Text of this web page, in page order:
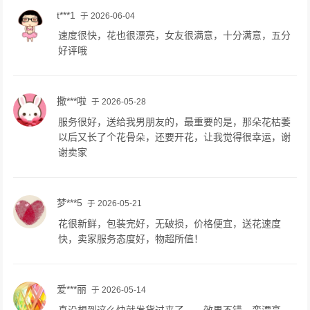
t***1 于 2026-06-04
速度很快，花也很漂亮，女友很满意，十分满意，五分
好评哦
撒***啦 于 2026-05-28
服务很好，送给我男朋友的，最重要的是，那朵花枯萎
以后又长了个花骨朵，还要开花，让我觉得很幸运，谢
谢卖家
梦***5 于 2026-05-21
花很新鲜，包装完好，无破损，价格便宜，送花速度
快，卖家服务态度好，物超所值！
爱***丽 于 2026-05-14